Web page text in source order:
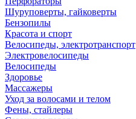
Шуруповерты, гайковерты
Бензопилы
Красота и спорт
Велосипеды, электротранспорт
Электровелосипеды
Велосипеды
Здоровье
Массажеры
Уход за волосами и телом
Фены, стайлеры